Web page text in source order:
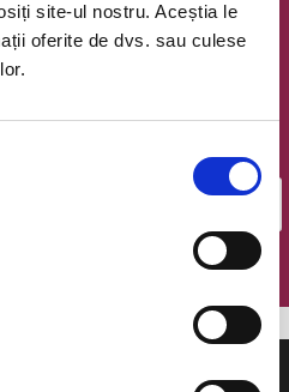
site-ul nostru. Aceștia le
oferite de dvs. sau culese
@ Bilete.ro